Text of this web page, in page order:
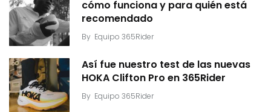
cómo funciona y para quién está
recomendado
By Equipo 365Rider
Así fue nuestro test de las nuevas
HOKA Clifton Pro en 365Rider
By Equipo 365Rider